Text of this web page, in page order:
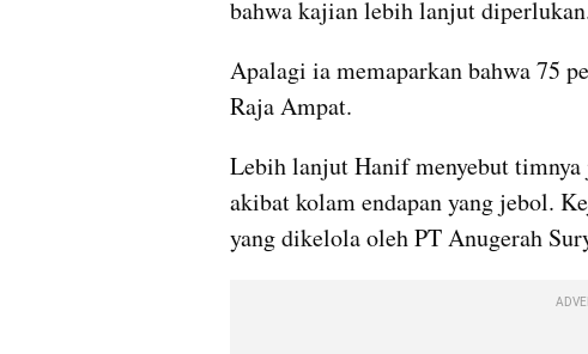
bahwa kajian lebih lanjut
Apalagi ia memaparkan bahwa 75
Raja Ampat.
Lebih lanjut Hanif menyebut
akibat kolam endapan yang jebol.
yang dikelola oleh PT Anugerah